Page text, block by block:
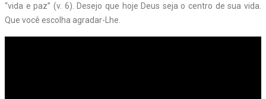
“vida e paz” (v. 6). Desejo que hoje Deus seja o centro de sua vida.
Que você escolha agradar-Lhe.